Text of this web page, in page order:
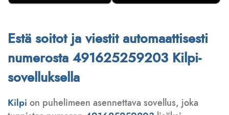
Estä soitot ja viestit automaattisesti
numerosta 491625259203 Kilpi-
sovelluksella
Kilpi on puhelimeen asennettava sovellus, joka